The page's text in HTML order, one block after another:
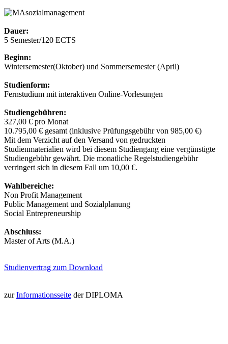
Dauer:
5 Semester/120 ECTS
Beginn:
Wintersemester(Oktober) und Sommersemester (April)
Studienform:
Fernstudium mit interaktiven Online-Vorlesungen
Studiengebühren:
327,00 € pro Monat
10.795,00 € gesamt (inklusive Prüfungsgebühr von 985,00 €)
Mit dem Verzicht auf den Versand von gedruckten
Studienmaterialien wird bei diesem Studiengang eine vergünstigte
Studiengebühr gewährt. Die monatliche Regelstudiengebühr
verringert sich in diesem Fall um 10,00 €.
Wahlbereiche:
Non Profit Management
Public Management und Sozialplanung
Social Entrepreneurship
Abschluss:
Master of Arts (M.A.)
Studienvertrag zum Download
zurInformationsseite der DIPLOMA